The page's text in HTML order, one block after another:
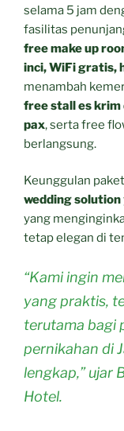
selama 5 jam
fasilitas
free make up
inci, WiFi gratis,
menambah
free stall es krim
pax, serta free
berlangsung.
Keunggulan
wedding solution
yang
tetap elegan di
“Kami ingin
yang praktis,
terutama bagi
pernikahan di
lengkap,”ujar
Hotel.